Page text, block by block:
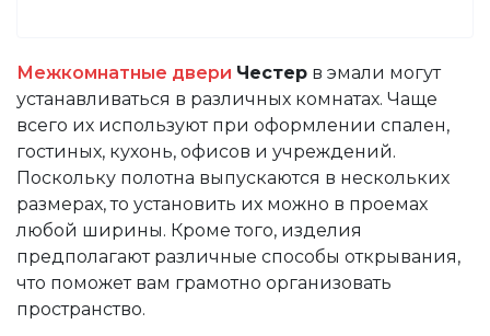
Межкомнатные двери Честер в эмали могут
устанавливаться в различных комнатах. Чаще
всего их используют при оформлении спален,
гостиных, кухонь, офисов и учреждений.
Поскольку полотна выпускаются в нескольких
размерах, то установить их можно в проемах
любой ширины. Кроме того, изделия
предполагают различные способы открывания,
что поможет вам грамотно организовать
пространство.